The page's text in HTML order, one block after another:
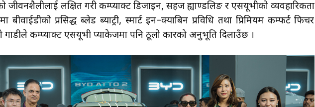
जीवनशैलीलाई लक्षित गरी कम्प्याक्ट डिजाइन, सहज ह्याण्डलिङ र एसयूभीको व्यवहारिकता
प्रसिद्ध ब्लेड ब्याट्री, स्मार्ट इन–क्याबिन प्रविधि तथा प्रिमियम कम्फर्ट फिचर
कम्प्याक्ट एसयूभी प्याकेजमा पनि ठूलो कारको अनुभूति दिलाउँछ ।